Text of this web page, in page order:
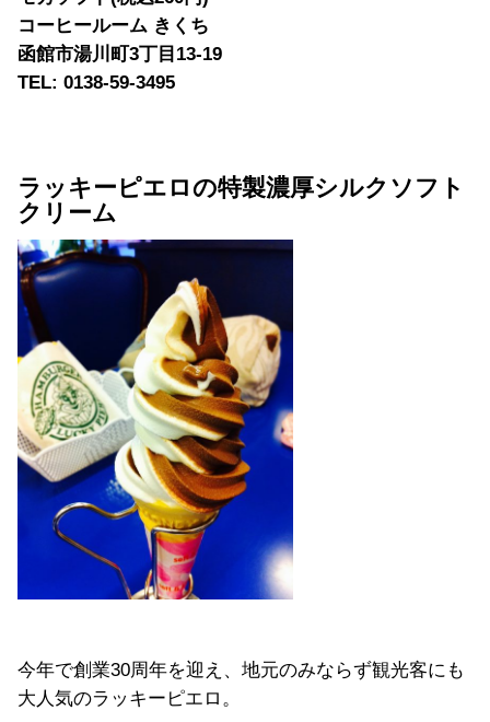
コーヒールーム きくち
函館市湯川町3丁目13-19
TEL: 0138-59-3495
ラッキーピエロの特製濃厚シルクソフト
クリーム
今年で創業30周年を迎え、地元のみならず観光客にも
大人気のラッキーピエロ。